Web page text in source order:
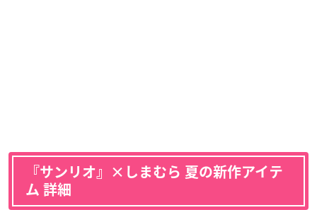
『サンリオ』×しまむら 夏の新作アイテ
ム 詳細